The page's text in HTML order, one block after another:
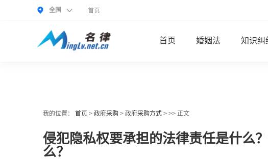
全国 首页
首页 婚姻法 知识纠
我的位置： 首页 > 政府采购 > 政府采购方式 > >> 正文
侵犯隐私权要承担的法律责任是什么
么？